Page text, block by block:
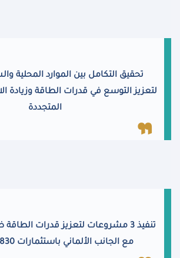
تحقيق التكامل بين الموارد المحلية
لتعزيز التوسع في قدرات الطاقة وزيادة
المتجددة
تنفيذ 3 مشروعات لتعزيز قدرات
مع الجانب الألماني باستثمارات 830 مليون جنيه